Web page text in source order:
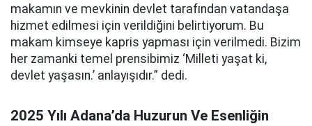
makamın ve mevkinin devlet tarafından vatandaşa
hizmet edilmesi için verildiğini belirtiyorum. Bu
makam kimseye kapris yapması için verilmedi. Bizim
her zamanki temel prensibimiz ‘Milleti yaşat ki,
devlet yaşasın.’ anlayışıdır.” dedi.
2025 Yılı Adana’da Huzurun Ve Esenliğin